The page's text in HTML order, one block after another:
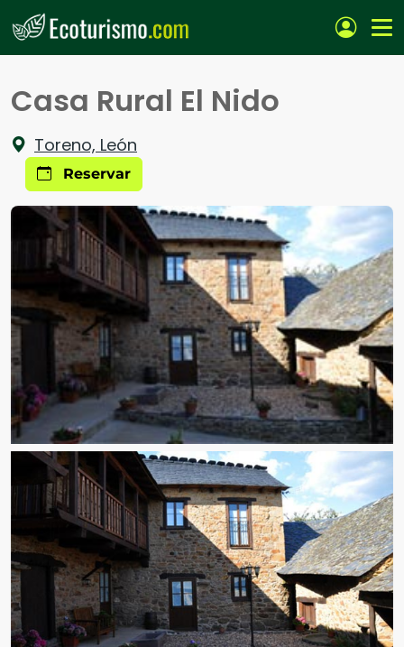
Pasar al contenido principal
Casa Rural El Nido
Toreno, León
Reservar